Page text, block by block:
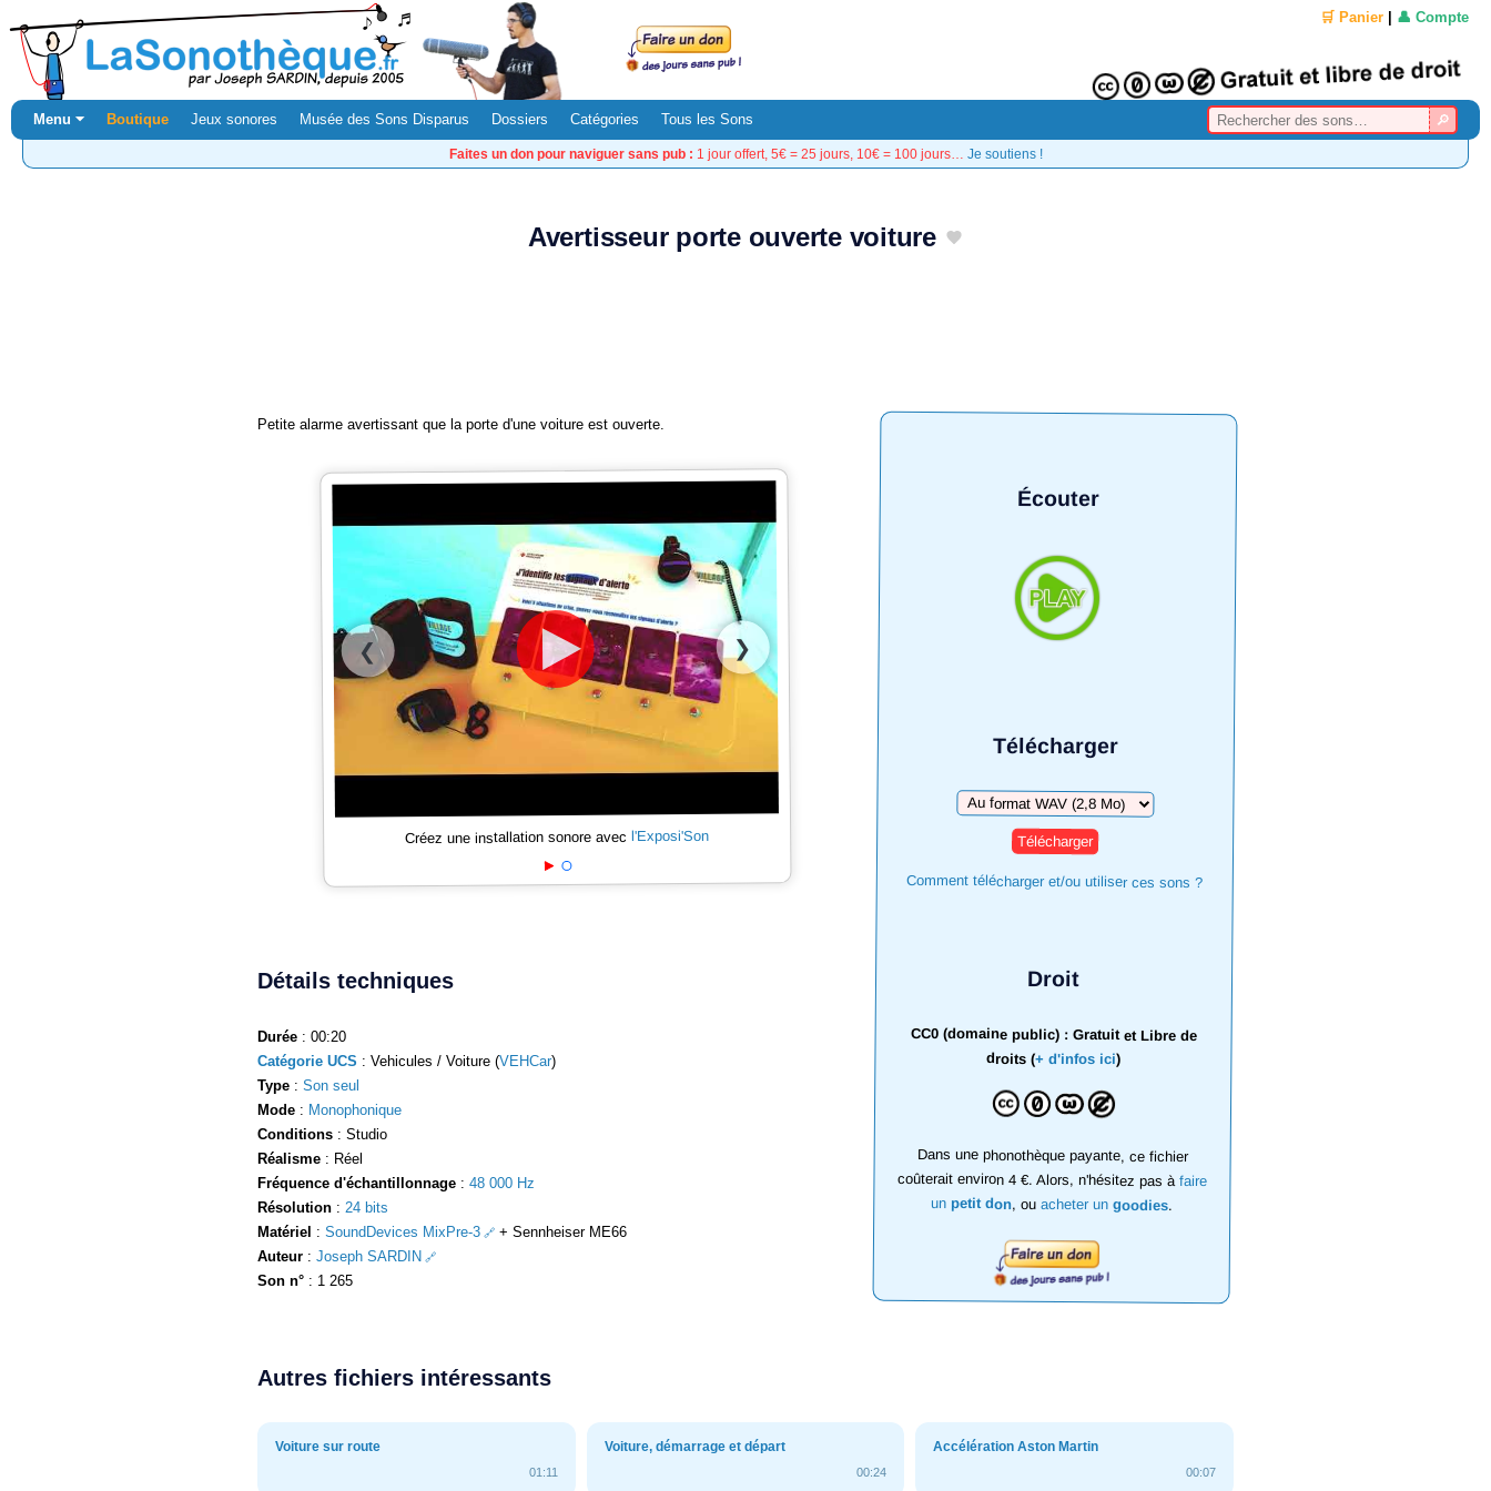
🛒 Panier 👤 Compte
Menu ⏷ Boutique Jeux sonores Musée des Sons Disparus Dossiers Catégories Tous les Sons
Faites un don pour naviguer sans pub : 1 jour offert, 5€ = 25 jours, 10€ = 100 jours… Je soutiens !
Avertisseur porte ouverte voiture
Écouter
Télécharger
Télécharger
Comment télécharger et/ou utiliser ces sons ?
Droit
CC0 (domaine public) : Gratuit et Libre de
droits (+ d'infos ici)
Dans une phonothèque payante, ce fichier
coûterait environ 4 €. Alors, n'hésitez pas àfaire
un petit don, ouacheter ungoodies.
Petite alarme avertissant que la porte d'une voiture est ouverte.
❮ ❯
Créez une installation sonore avecl'Exposi'Son
Détails techniques
Durée : 00:20
Catégorie UCS : Vehicules / Voiture (VEHCar)
Type : Son seul
Mode : Monophonique
Conditions : Studio
Réalisme : Réel
Fréquence d'échantillonnage : 48 000 Hz
Résolution : 24 bits
Matériel : SoundDevices MixPre-3
+ Sennheiser ME66
Auteur : Joseph SARDIN
Son n° : 1 265
Autres fichiers intéressants
Voiture sur route
01:11
Voiture, démarrage et départ
00:24
Accélération Aston Martin
00:07